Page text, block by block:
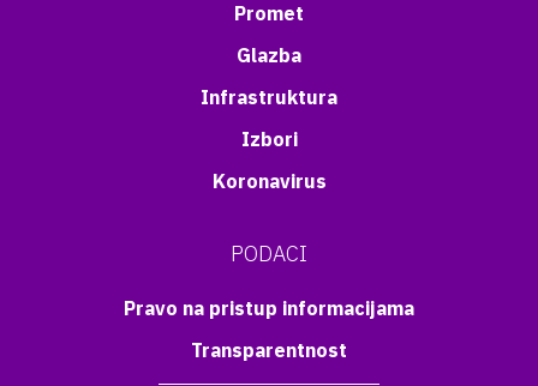
Promet
Glazba
Infrastruktura
Izbori
Koronavirus
PODACI
Pravo na pristup informacijama
Transparentnost